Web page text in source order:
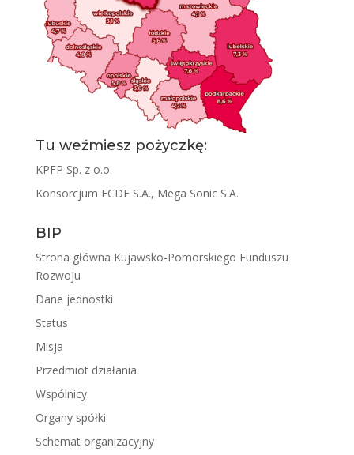
Tu weźmiesz pożyczkę:
KPFP Sp. z o.o.
Konsorcjum ECDF S.A., Mega Sonic S.A.
BIP
Strona główna Kujawsko-Pomorskiego Funduszu
Rozwoju
Dane jednostki
Status
Misja
Przedmiot działania
Wspólnicy
Organy spółki
Schemat organizacyjny